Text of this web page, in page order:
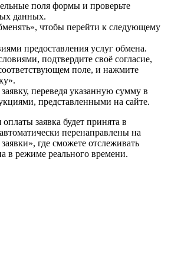
поля формы и проверьте
данных.
чтобы перейти к следующему
предоставления услуг обмена.
подтвердите своё согласие,
поле, и нажмите
переведя указанную сумму в
представленными на сайте.
заявка будет принята в
перенаправлены на
где сможете отслеживать
в режиме реального времени.